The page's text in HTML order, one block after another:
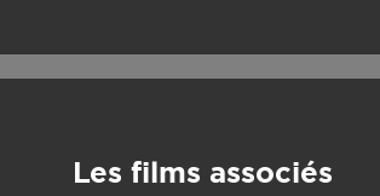
Les films associés